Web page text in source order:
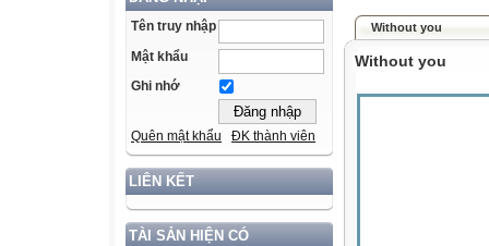
Tên truy nhập
Mật khẩu
Ghi nhớ
Quên mật khẩu ĐK thành viên
LIÊN KẾT
TÀI SẢN HIỆN CÓ
Without you
Without you